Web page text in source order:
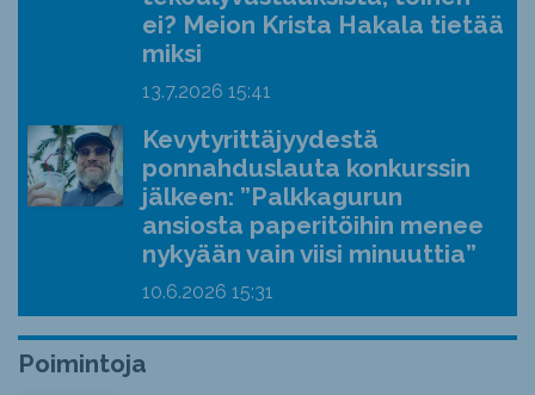
ei? Meion Krista Hakala tietää
miksi
13.7.2026 15:41
Kevytyrittäjyydestä
ponnahduslauta konkurssin
jälkeen: ”Palkkagurun
ansiosta paperitöihin menee
nykyään vain viisi minuuttia”
10.6.2026 15:31
Poimintoja